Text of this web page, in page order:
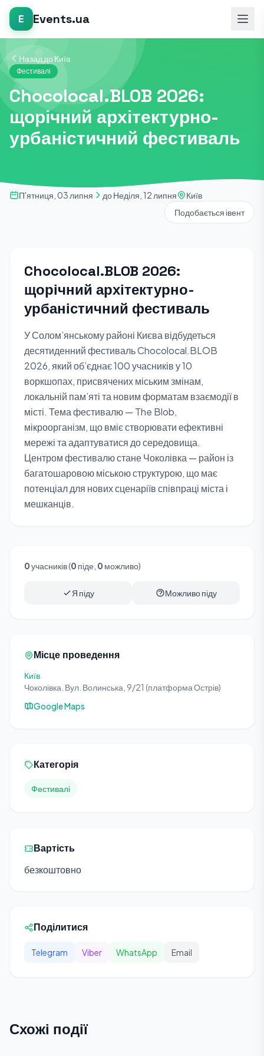
E Events.ua
Назад до Київ
Фестивалі
Chocolocal.BLOB 2026:
щорічний архітектурно-
урбаністичний фестиваль
П'ятниця, 03 липня до Неділя, 12 липня
Київ
Подобається івент
Chocolocal.BLOB 2026:
щорічний архітектурно-
урбаністичний фестиваль
У Солом’янському районі Києва відбудеться
десятиденний фестиваль Chocolocal.BLOB
2026, який об’єднає 100 учасників у 10
воркшопах, присвячених міським змінам,
локальній пам’яті та новим форматам взаємодії в
місті. Тема фестивалю — The Blob,
мікроорганізм, що вміє створювати ефективні
мережі та адаптуватися до середовища.
Центром фестивалю стане Чоколівка — район із
багатошаровою міською структурою, що має
потенціал для нових сценаріїв співпраці міста і
мешканців.
0учасників (0 піде, 0 можливо)
Я піду Можливо піду
Місце проведення
Київ
Чоколівка. Вул. Волинська, 9/21 (платформа Острів)
Google Maps
Категорія
Фестивалі
Вартість
безкоштовно
Поділитися
Telegram Viber WhatsApp Email
Схожі події